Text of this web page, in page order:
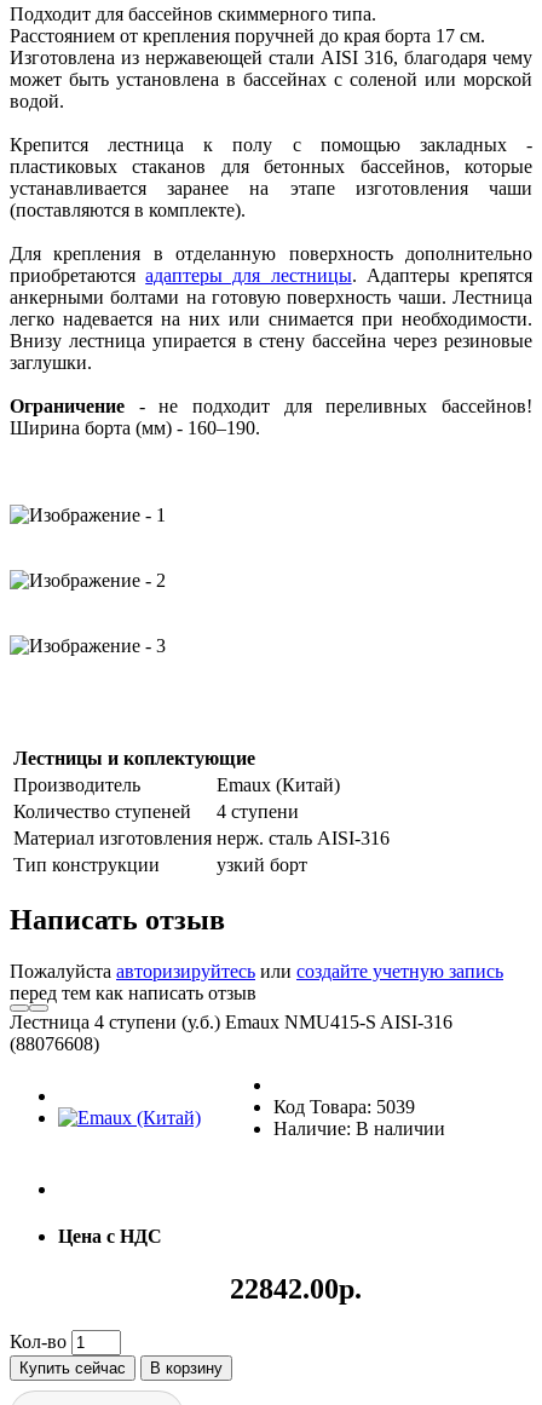
Подходит для бассейнов скиммерного типа.
Расстоянием от крепления поручней до края борта 17 см.
Изготовлена из нержавеющей стали AISI 316, благодаря чему
может быть установлена в бассейнах с соленой или морской
водой.
Крепится лестница к полу с помощью закладных -
пластиковых стаканов для бетонных бассейнов, которые
устанавливается заранее на этапе изготовления чаши
(поставляются в комплекте).
Для крепления в отделанную поверхность дополнительно
приобретаютсяадаптеры для лестницы. Адаптеры крепятся
анкерными болтами на готовую поверхность чаши. Лестница
легко надевается на них или снимается при необходимости.
Внизу лестница упирается в стену бассейна через резиновые
заглушки.
Ограничение - не подходит для переливных бассейнов!
Ширина борта (мм) - 160–190.
Лестницы и коплектующие
Производитель
Emaux (Китай)
Количество ступеней
4 ступени
Материал изготовления нерж. сталь AISI-316
Тип конструкции
узкий борт
Написать отзыв
Пожалуйста авторизируйтесь или создайте учетную запись
перед тем как написать отзыв
Лестница 4 ступени (у.б.) Emaux NMU415-S AISI-316
(88076608)
Код Товара: 5039
Наличие: В наличии
Цена с НДС
22842.00р.
Кол-во
Купить сейчас В корзину